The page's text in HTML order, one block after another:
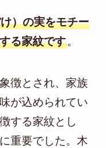
）の実をモチー
る家紋です。
徴とされ、家族
が込められてい
する家紋とし
重要でした。木